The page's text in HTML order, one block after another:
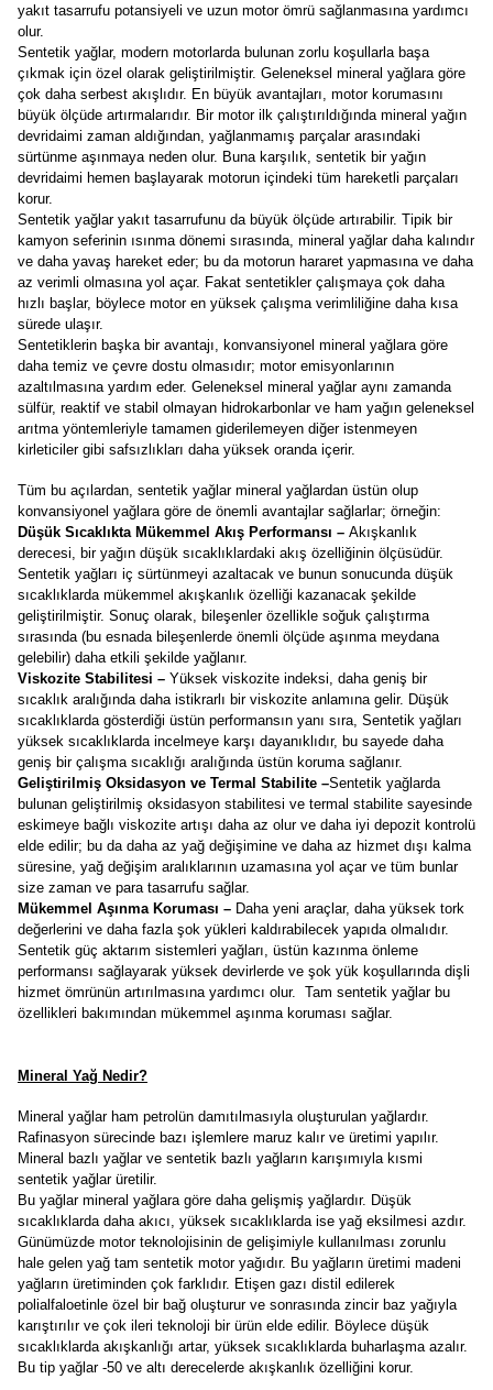
yakıt tasarrufu potansiyeli ve uzun motor ömrü sağlanmasına yardımcı
olur.
Sentetik yağlar, modern motorlarda bulunan zorlu koşullarla başa
çıkmak için özel olarak geliştirilmiştir. Geleneksel mineral yağlara göre
çok daha serbest akışlıdır. En büyük avantajları, motor korumasını
büyük ölçüde artırmalarıdır. Bir motor ilk çalıştırıldığında mineral yağın
devridaimi zaman aldığından, yağlanmamış parçalar arasındaki
sürtünme aşınmaya neden olur. Buna karşılık, sentetik bir yağın
devridaimi hemen başlayarak motorun içindeki tüm hareketli parçaları
korur.
Sentetik yağlar yakıt tasarrufunu da büyük ölçüde artırabilir. Tipik bir
kamyon seferinin ısınma dönemi sırasında, mineral yağlar daha kalındır
ve daha yavaş hareket eder; bu da motorun hararet yapmasına ve daha
az verimli olmasına yol açar. Fakat sentetikler çalışmaya çok daha
hızlı başlar, böylece motor en yüksek çalışma verimliliğine daha kısa
sürede ulaşır.
Sentetiklerin başka bir avantajı, konvansiyonel mineral yağlara göre
daha temiz ve çevre dostu olmasıdır; motor emisyonlarının
azaltılmasına yardım eder. Geleneksel mineral yağlar aynı zamanda
sülfür, reaktif ve stabil olmayan hidrokarbonlar ve ham yağın geleneksel
arıtma yöntemleriyle tamamen giderilemeyen diğer istenmeyen
kirleticiler gibi safsızlıkları daha yüksek oranda içerir.
Tüm bu açılardan, sentetik yağlar mineral yağlardan üstün olup
konvansiyonel yağlara göre de önemli avantajlar sağlarlar; örneğin:
Düşük Sıcaklıkta Mükemmel Akış Performansı – Akışkanlık
derecesi, bir yağın düşük sıcaklıklardaki akış özelliğinin ölçüsüdür.
Sentetik yağları iç sürtünmeyi azaltacak ve bunun sonucunda düşük
sıcaklıklarda mükemmel akışkanlık özelliği kazanacak şekilde
geliştirilmiştir. Sonuç olarak, bileşenler özellikle soğuk çalıştırma
sırasında (bu esnada bileşenlerde önemli ölçüde aşınma meydana
gelebilir) daha etkili şekilde yağlanır.
Viskozite Stabilitesi – Yüksek viskozite indeksi, daha geniş bir
sıcaklık aralığında daha istikrarlı bir viskozite anlamına gelir. Düşük
sıcaklıklarda gösterdiği üstün performansın yanı sıra, Sentetik yağları
yüksek sıcaklıklarda incelmeye karşı dayanıklıdır, bu sayede daha
geniş bir çalışma sıcaklığı aralığında üstün koruma sağlanır.
Geliştirilmiş Oksidasyon ve Termal Stabilite –Sentetik yağlarda
bulunan geliştirilmiş oksidasyon stabilitesi ve termal stabilite sayesinde
eskimeye bağlı viskozite artışı daha az olur ve daha iyi depozit kontrolü
elde edilir; bu da daha az yağ değişimine ve daha az hizmet dışı kalma
süresine, yağ değişim aralıklarının uzamasına yol açar ve tüm bunlar
size zaman ve para tasarrufu sağlar.
Mükemmel Aşınma Koruması – Daha yeni araçlar, daha yüksek tork
değerlerini ve daha fazla şok yükleri kaldırabilecek yapıda olmalıdır.
Sentetik güç aktarım sistemleri yağları, üstün kazınma önleme
performansı sağlayarak yüksek devirlerde ve şok yük koşullarında dişli
hizmet ömrünün artırılmasına yardımcı olur. Tam sentetik yağlar bu
özellikleri bakımından mükemmel aşınma koruması sağlar.
Mineral Yağ Nedir?
Mineral yağlar ham petrolün damıtılmasıyla oluşturulan yağlardır.
Rafinasyon sürecinde bazı işlemlere maruz kalır ve üretimi yapılır.
Mineral bazlı yağlar ve sentetik bazlı yağların karışımıyla kısmi
sentetik yağlar üretilir.
Bu yağlar mineral yağlara göre daha gelişmiş yağlardır. Düşük
sıcaklıklarda daha akıcı, yüksek sıcaklıklarda ise yağ eksilmesi azdır.
Günümüzde motor teknolojisinin de gelişimiyle kullanılması zorunlu
hale gelen yağ tam sentetik motor yağıdır. Bu yağların üretimi madeni
yağların üretiminden çok farklıdır. Etişen gazı distil edilerek
polialfaloetinle özel bir bağ oluşturur ve sonrasında zincir baz yağıyla
karıştırılır ve çok ileri teknoloji bir ürün elde edilir. Böylece düşük
sıcaklıklarda akışkanlığı artar, yüksek sıcaklıklarda buharlaşma azalır.
Bu tip yağlar -50 ve altı derecelerde akışkanlık özelliğini korur.